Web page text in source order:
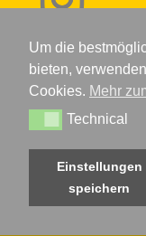
IMPRESSUM
Um die
bieten,
Cookies. Mehr
TechnicalTechnical
Einstellungen
speichern